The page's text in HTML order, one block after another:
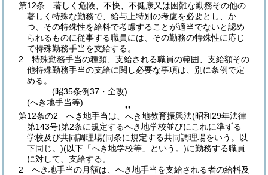
第12条
著しく危険、不快、不健康又は困難な勤務その他の
著しく特殊な勤務で、給与上特別の考慮を必要とし、か
つ、その特殊性を給料で考慮することが適当でないと認め
られるものに従事する職員には、その勤務の特殊性に応じ
て特殊勤務手当を支給する。
2
特殊勤務手当の種類、支給される職員の範囲、支給額その
他特殊勤務手当の支給に関し必要な事項は、別に条例で定
める。
(昭35条例37・全改)
(へき地手当等)
第12条の2
へき地手当は、 へき
❜❜
地教育振興法(昭和29年法律
第143号)第2条に規定するへき地学校並びにこれに準ずる
学校及び共同調理場(同条に規定する共同調理場をいう。以
下同じ。)(以下「へき地学校等」という。)に勤務する職員
に対して、支給する。
2
へき地手当の月額は、へき地手当を支給される者の給料及